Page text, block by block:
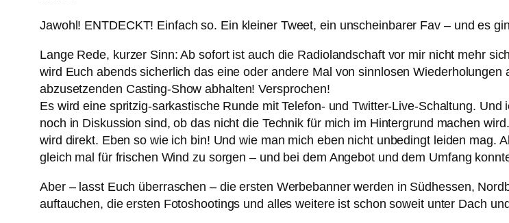
Jawohl! ENTDECKT! Einfach so. Ein kleiner Tweet, ein unscheinbarer Fav – und es
Lange Rede, kurzer Sinn: Ab sofort ist auch die Radiolandschaft vor mir nicht mehr
wird Euch abends sicherlich das eine oder andere Mal von sinnlosen
abzusetzenden Casting-Show abhalten! Versprochen!
Es wird eine spritzig-sarkastische Runde mit Telefon- und Twitter-Live-Schaltung.
noch in Diskussion sind, ob das nicht die Technik für mich im Hintergrund machen
wird direkt. Eben so wie ich bin! Und wie man mich eben nicht unbedingt leiden mag.
gleich mal für frischen Wind zu sorgen – und bei dem Angebot und dem Umfang
Aber – lasst Euch überraschen – die ersten Werbebanner werden in Südhessen,
auftauchen, die ersten Fotoshootings und alles weitere ist schon soweit unter Dach